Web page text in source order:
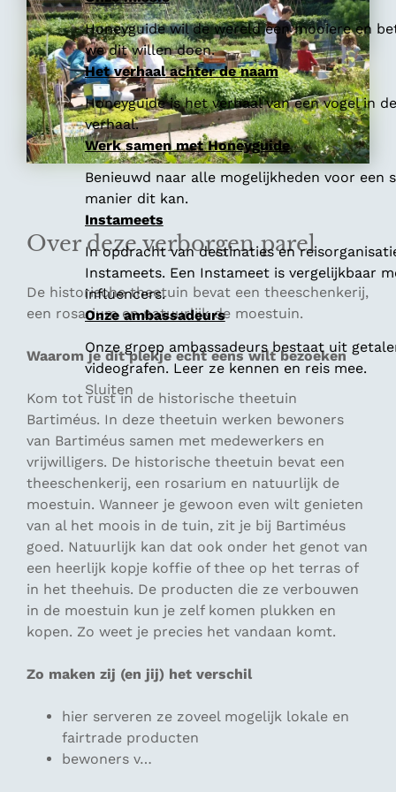
Honeyguide wil de wereld een mooiere en
we dit willen doen.
Het verhaal achter de naam
Honeyguide is het verhaal van een vogel in
verhaal.
Werk samen met Honeyguide
Benieuwd naar alle mogelijkheden voor een
manier dit kan.
Instameets
In opdracht van destinaties en
Instameets. Een Instameet is vergelijkbaar
influencers.
Onze ambassadeurs
Onze groep ambassadeurs bestaat uit
videografen. Leer ze kennen en reis mee.
Sluiten
Over deze verborgen parel
De historische theetuin bevat een theeschenkerij,
een rosarium en natuurlijk de moestuin.
Waarom je dit plekje echt eens wilt bezoeken
Kom tot rust in de historische theetuin
Bartiméus. In deze theetuin werken bewoners
van Bartiméus samen met medewerkers en
vrijwilligers. De historische theetuin bevat een
theeschenkerij, een rosarium en natuurlijk de
moestuin. Wanneer je gewoon even wilt genieten
van al het moois in de tuin, zit je bij Bartiméus
goed. Natuurlijk kan dat ook onder het genot van
een heerlijk kopje koffie of thee op het terras of
in het theehuis. De producten die ze verbouwen
in de moestuin kun je zelf komen plukken en
kopen. Zo weet je precies het vandaan komt.
Zo maken zij (en jij) het verschil
hier serveren ze zoveel mogelijk lokale en
fairtrade producten
bewoners v…